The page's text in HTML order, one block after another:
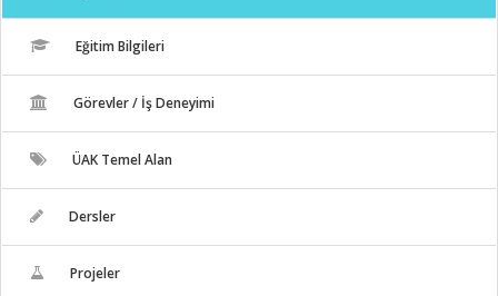
Eğitim Bilgileri
Görevler / İş Deneyimi
ÜAK Temel Alan
Dersler
Projeler